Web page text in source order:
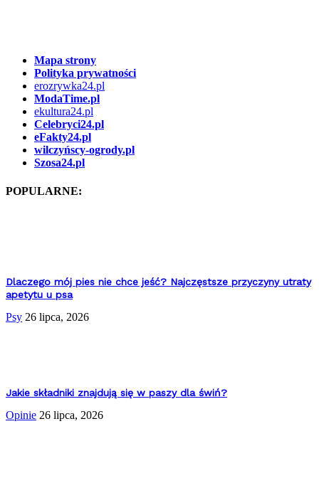
Mapa strony
Polityka prywatności
erozrywka24.pl
ModaTime.pl
ekultura24.pl
Celebryci24.pl
eFakty24.pl
wilczyńscy-ogrody.pl
Szosa24.pl
POPULARNE:
Dlaczego mój pies nie chce jeść? Najczęstsze przyczyny utraty
apetytu u psa
Psy 26 lipca, 2026
Jakie składniki znajdują się w paszy dla świń?
Opinie 26 lipca, 2026